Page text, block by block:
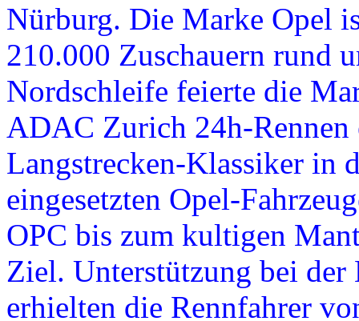
Nürburg. Die Marke Opel
210.000 Zuschauern rund
Nordschleife feierte die
ADAC Zurich 24h-
Langstrecken-Klassiker in
eingesetzten Opel-
OPC bis zum kultigen
Ziel. Unterstützung bei der
erhielten die Rennfahrer